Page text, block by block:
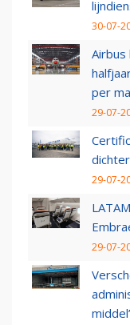
30-07-
per
29-07-
29-07-
29-07-
middel’